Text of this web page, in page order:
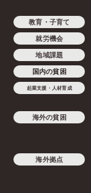
教育・子育て
就労機会
地域課題
国内の貧困
起業支援・人材育成
海外の貧困
海外拠点